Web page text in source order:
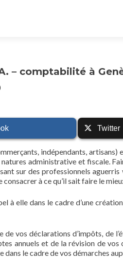
– comptabilité à
Twitter
indépendants, artisans)
administrative et fiscale.
sur des professionnels
consacrer à ce qu’il sait faire le
à elle dans le cadre d’une
de vos déclarations d’impôts, de
annuels et de la révision de
dans le cadre de vos démarches